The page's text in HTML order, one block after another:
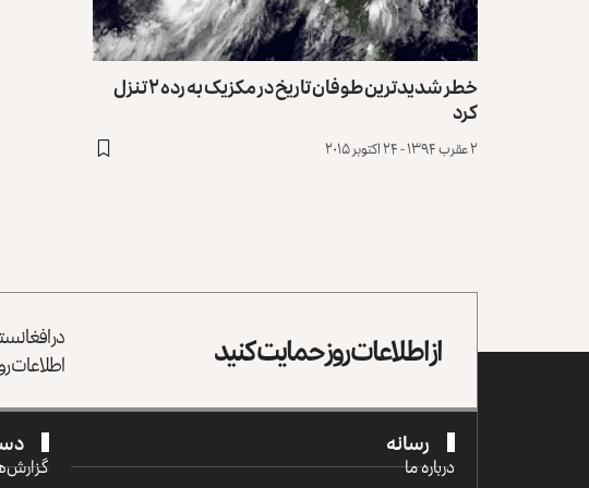
خطر شدید‌ترین طوفان تاریخ در مکزیک به رده ۲ تنزل
کرد
۲ عقرب ۱۳۹۴ - ۲۴ اکتوبر ۲۰۱۵
از اطلاعات روز حمایت کنید در
اطلاعات
رسانه
درباره ما